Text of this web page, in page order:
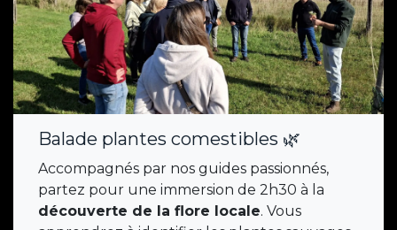
Balade plantes comestibles 🌿
Accompagnés par nos guides passionnés,
partez pour une immersion de 2h30 à la
découverte de la flore locale. Vous